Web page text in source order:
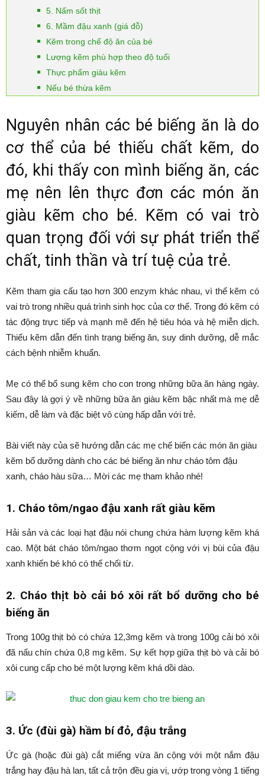
5. Nấm sốt thịt
6. Mầm đậu xanh (giá đỗ)
Kẽm trong chế độ ăn của bé
Lượng kẽm phù hợp theo độ tuổi
Thực phẩm giàu kẽm
Nếu bé thừa kẽm
Nguyên nhân các bé biếng ăn là do
cơ thể của bé thiếu chất kẽm, do
đó, khi thấy con mình biếng ăn, các
mẹ nên lên thực đơn các món ăn
giàu kẽm cho bé. Kẽm có vai trò
quan trọng đối với sự phát triển thể
chất, tinh thần và trí tuệ của trẻ.
Kẽm tham gia cấu tạo hơn 300 enzym khác nhau, vì thế kẽm có
vai trò trong nhiều quá trình sinh học của cơ thể. Trong đó kẽm có
tác động trực tiếp và mạnh mẽ đến hệ tiêu hóa và hệ miễn dịch.
Thiếu kẽm dẫn đến tình trạng biếng ăn, suy dinh dưỡng, dễ mắc
cách bệnh nhiễm khuẩn.
Mẹ có thể bổ sung kẽm cho con trong những bữa ăn hàng ngày.
Sau đây là gợi ý về những bữa ăn giàu kẽm bậc nhất mà mẹ dễ
kiếm, dễ làm và đặc biệt vô cùng hấp dẫn với trẻ.
Bài viết này của sẽ hướng dẫn các mẹ chế biến các món ăn giàu
kẽm bổ dưỡng dành cho các bé biếng ăn như cháo tôm đậu
xanh, cháo hàu sữa… Mời các mẹ tham khảo nhé!
1. Cháo tôm/ngao đậu xanh rất giàu kẽm
Hải sản và các loại hạt đậu nói chung chứa hàm lượng kẽm khá
cao. Một bát cháo tôm/ngao thơm ngọt cộng với vị bùi của đậu
xanh khiến bé khó có thể chối từ.
2. Cháo thịt bò cải bó xôi rất bổ dưỡng cho bé
biếng ăn
Trong 100g thịt bò có chứa 12,3mg kẽm và trong 100g cải bó xôi
đã nấu chín chứa 0,8 mg kẽm. Sự kết hợp giữa thịt bò và cải bó
xôi cung cấp cho bé một lượng kẽm khá dồi dào.
3. Ức (đùi gà) hầm bí đỏ, đậu trắng
Ức gà (hoặc đùi gà) cắt miếng vừa ăn cộng với một nắm đậu
trắng hay đậu hà lan, tất cả trộn đều gia vị, ướp trong vòng 1 tiếng